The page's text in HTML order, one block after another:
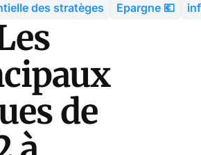
des stratèges Epargne 💶
de